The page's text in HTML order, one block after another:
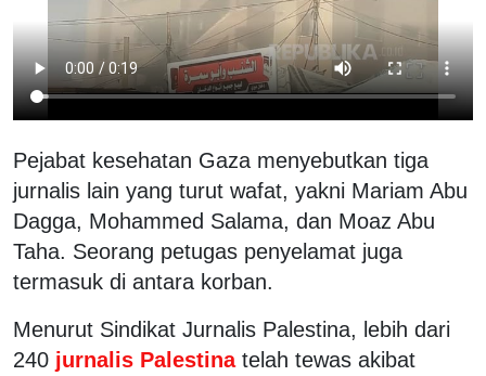
Pejabat kesehatan Gaza menyebutkan tiga
jurnalis lain yang turut wafat, yakni Mariam Abu
Dagga, Mohammed Salama, dan Moaz Abu
Taha. Seorang petugas penyelamat juga
termasuk di antara korban.
Menurut Sindikat Jurnalis Palestina, lebih dari
240 jurnalis Palestina telah tewas akibat